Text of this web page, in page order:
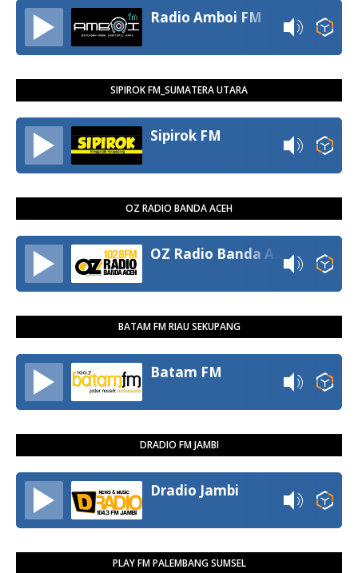
Radio Amboi FM
SIPIROK FM_SUMATERA UTARA
Sipirok FM
OZ RADIO BANDA ACEH
BATAM FM RIAU SEKUPANG
Batam FM
DRADIO FM JAMBI
Dradio Jambi
PLAY FM PALEMBANG SUMSEL